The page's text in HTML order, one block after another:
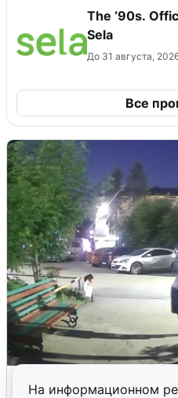
На информационном
The ‘90s.
Sela
До 31 августа,
Все